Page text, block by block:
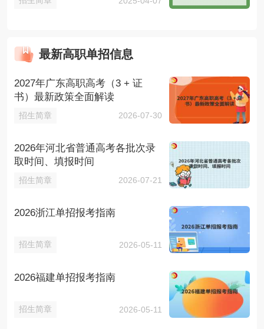
最新高职单招信息
2027年广东高职高考（3 + 证
书）最新政策全面解读
招生简章 2026-07-30
2026年河北省普通高考各批次录
取时间、填报时间
招生简章 2026-07-21
2026浙江单招报考指南
招生简章 2026-05-11
2026福建单招报考指南
招生简章 2026-05-11